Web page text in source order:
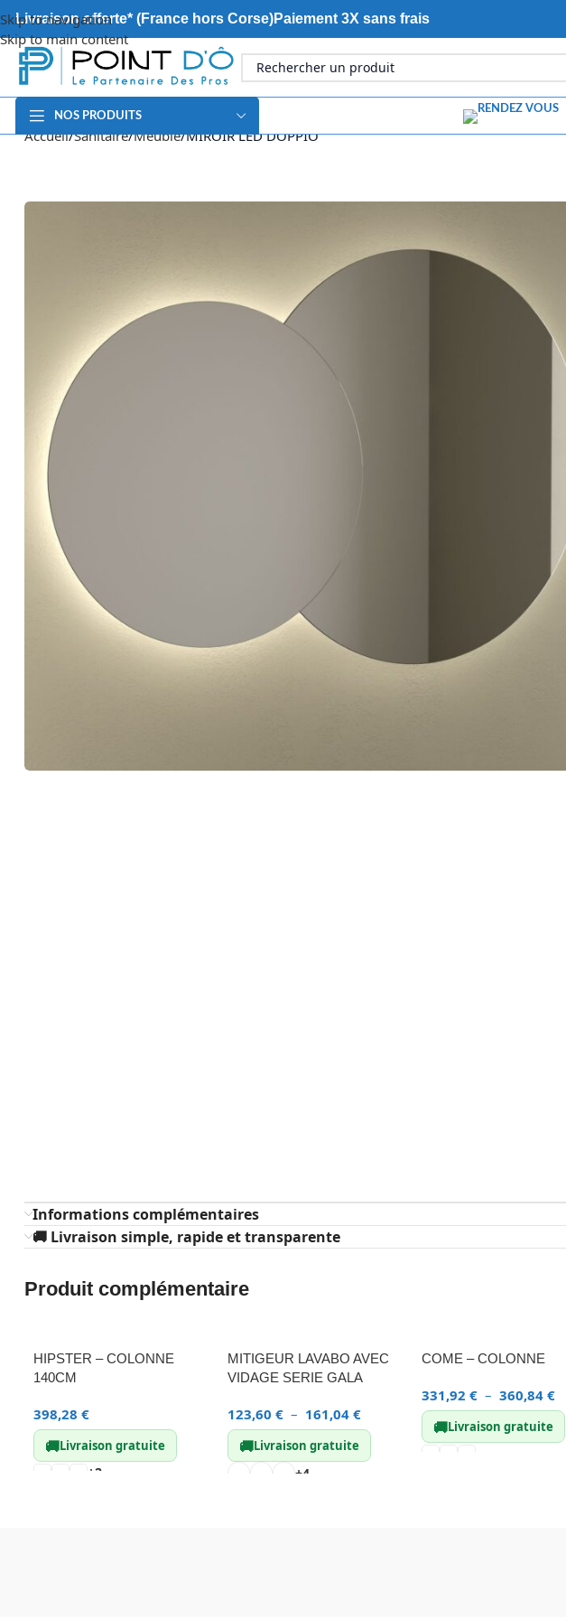
Skip to navigation
Skip to main content
Livraison offerte* (France hors Corse)Paiement 3X sans frais
NOS PRODUITS
Accueil Sanitaire Meuble MIROIR LED DOPPIO
Informations complémentaires
🚚 Livraison simple, rapide et transparente
Produit complémentaire
HIPSTER – COLONNE
140CM
398,28 €
🚚Livraison gratuite
+2
MITIGEUR LAVABO AVEC
VIDAGE SERIE GALA
123,60 € – 161,04 €
🚚Livraison gratuite
+4
COME – COLONNE
331,92 € – 360,84 €
🚚Livraison gratuite